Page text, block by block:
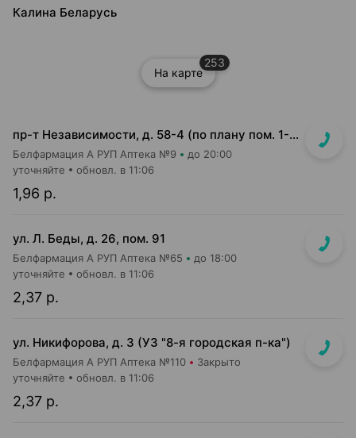
Калина Беларусь
На карте
253
пр-т Независимости, д. 58-4 (по плану пом. 1-7,9)<br>Общий вход с кофейней Варка (Varka) и ПОНПУШКА
Белфармация А РУП Аптека №9 до 20:00
1,96 р.
уточняйте обновл. в 11:06
ул. Л. Беды, д. 26, пом. 91
Белфармация А РУП Аптека №65 до 18:00
2,37 р.
уточняйте обновл. в 11:06
ул. Никифорова, д. 3 (УЗ "8-я городская п-ка")
Белфармация А РУП Аптека №110 Закрыто
2,37 р.
уточняйте обновл. в 11:06